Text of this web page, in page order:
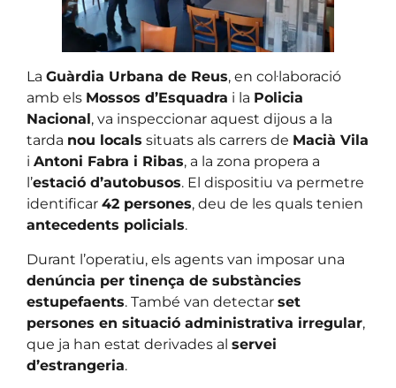
La Guàrdia Urbana de Reus, en col·laboració
amb els Mossos d’Esquadra i la Policia
Nacional, va inspeccionar aquest dijous a la
tarda nou locals situats als carrers de Macià Vila
i Antoni Fabra i Ribas, a la zona propera a
l’estació d’autobusos. El dispositiu va permetre
identificar 42 persones, deu de les quals tenien
antecedents policials.
Durant l’operatiu, els agents van imposar una
denúncia per tinença de substàncies
estupefaents. També van detectar set
persones en situació administrativa irregular,
que ja han estat derivades al servei
d’estrangeria.